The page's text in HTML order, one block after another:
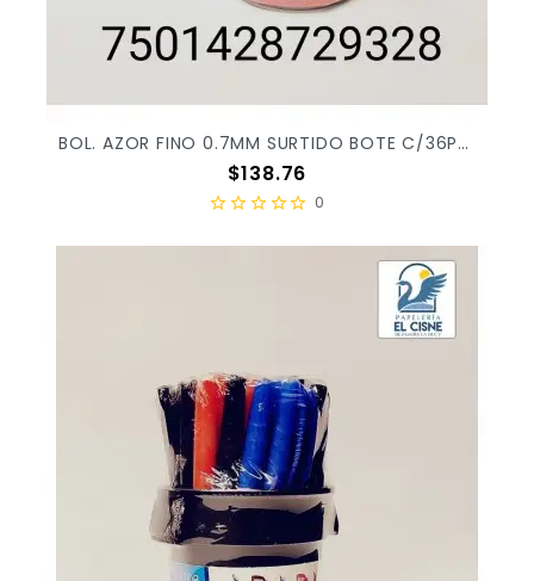
BOL. AZOR FINO 0.7MM SURTIDO BOTE C/36PZ 6810B X/6
Precio
$138.76
0